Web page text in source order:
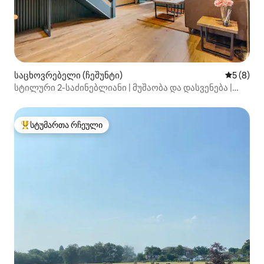
საცხოვრებელი (ჩეშუნტი) საშუალო
5 (8)
სტილური 2-საძინებლიანი | მუშაობა და დასვენება |
სტუმართა რჩეული მოწინავე ვარიანტი
სტუმართა რჩეული